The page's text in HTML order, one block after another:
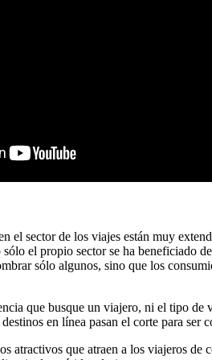
el sector de los viajes están muy
el propio sector se ha beneficiado
sólo algunos, sino que los
que busque un viajero, ni el tipo de
en línea pasan el corte para
atractivos que atraen a los viajeros de